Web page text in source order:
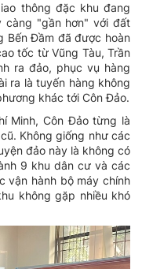
thông đặc khu đang
"gần hơn" với đất
Bến Đầm đã được hoàn
tốc từ Vũng Tàu, Trần
ra đảo, phục vụ hàng
ra là tuyến hàng không
khác tới Côn Đảo.
Minh, Côn Đảo từng là
Không giống như các
đảo này là không có
9 khu dân cư và các
vận hành bộ máy chính
không gặp nhiều khó